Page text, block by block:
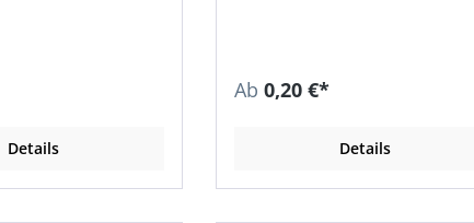
Details
Ab 0,20 €*
Details